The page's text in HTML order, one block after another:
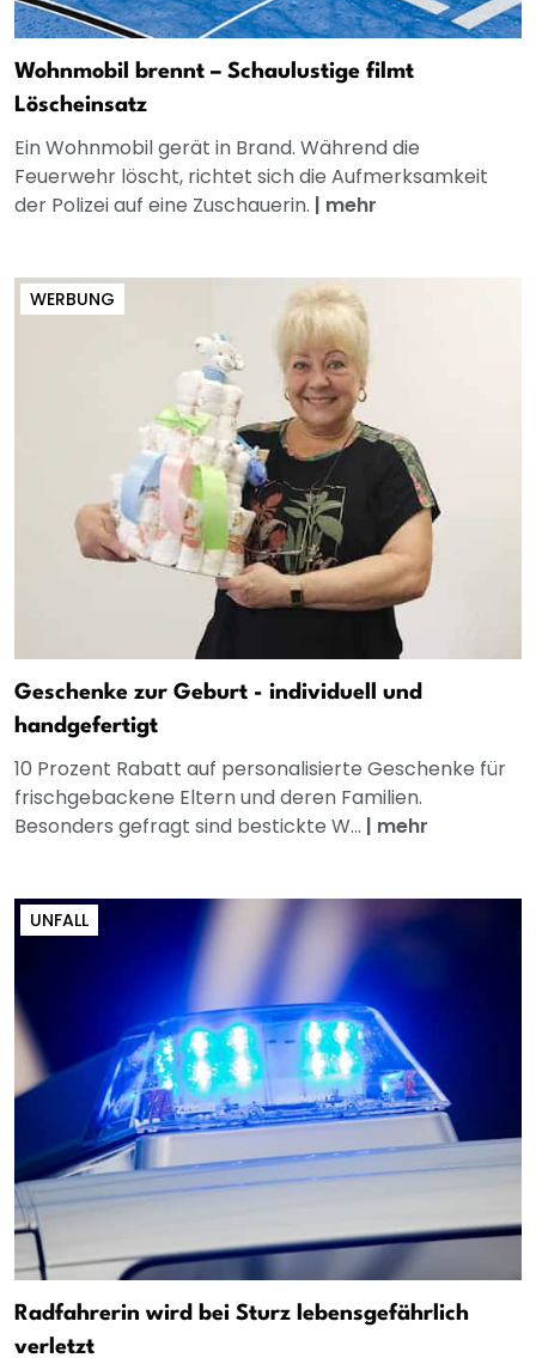
Wohnmobil brennt – Schaulustige filmt
Löscheinsatz
Ein Wohnmobil gerät in Brand. Während die
Feuerwehr löscht, richtet sich die Aufmerksamkeit
der Polizei auf eine Zuschauerin. | mehr
WERBUNG
Geschenke zur Geburt - individuell und
handgefertigt
10 Prozent Rabatt auf personalisierte Geschenke für
frischgebackene Eltern und deren Familien.
Besonders gefragt sind bestickte W... | mehr
UNFALL
Radfahrerin wird bei Sturz lebensgefährlich
verletzt